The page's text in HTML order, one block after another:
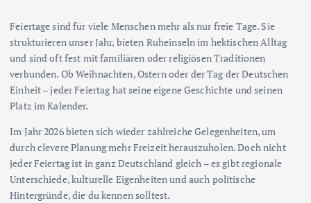
Feiertage sind für viele Menschen mehr als nur freie Tage. Sie
strukturieren unser Jahr, bieten Ruheinseln im hektischen Alltag
und sind oft fest mit familiären oder religiösen Traditionen
verbunden. Ob Weihnachten, Ostern oder der Tag der Deutschen
Einheit – jeder Feiertag hat seine eigene Geschichte und seinen
Platz im Kalender.
Im Jahr 2026 bieten sich wieder zahlreiche Gelegenheiten, um
durch clevere Planung mehr Freizeit herauszuholen. Doch nicht
jeder Feiertag ist in ganz Deutschland gleich – es gibt regionale
Unterschiede, kulturelle Eigenheiten und auch politische
Hintergründe, die du kennen solltest.